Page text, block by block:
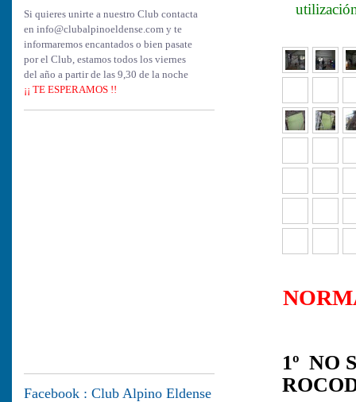
Si quieres unirte a nuestro Club contacta
en info@clubalpinoeldense.com y te
informaremos encantados o bien pasate
por el Club, estamos todos los viernes
del año a partir de las 9,30 de la noche
¡¡ TE ESPERAMOS !!
Facebook : Club Alpino Eldense
1º NO